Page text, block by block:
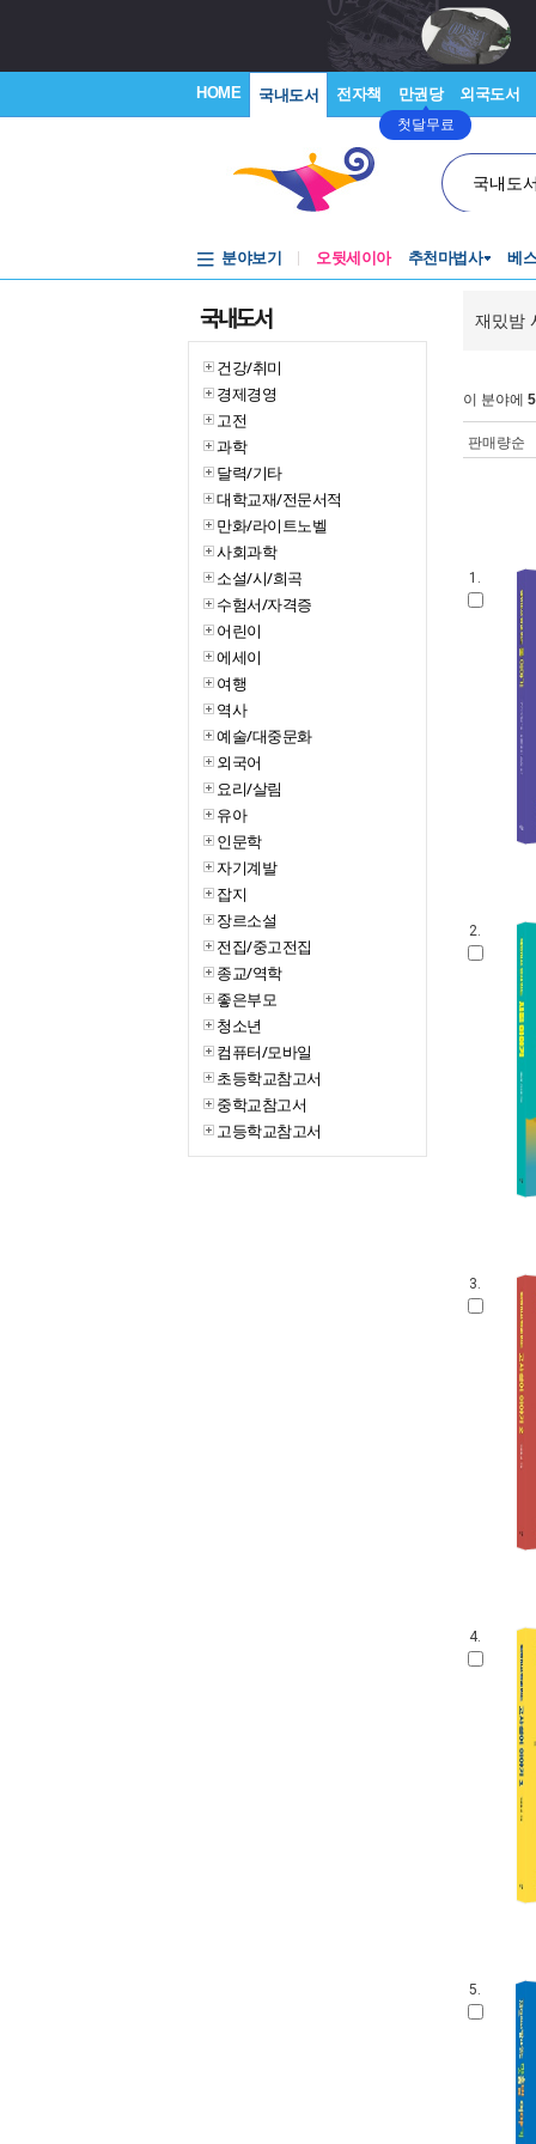
HOME 국내도서 전자책 만권당
첫달무료
외국도서
국내도
분야보기 오뒷세이아 추천마법사 베
국내도서
건강/취미
경제경영
고전
과학
달력/기타
대학교재/전문서적
만화/라이트노벨
사회과학
소설/시/희곡
수험서/자격증
어린이
에세이
여행
역사
예술/대중문화
외국어
요리/살림
유아
인문학
자기계발
잡지
장르소설
전집/중고전집
종교/역학
좋은부모
청소년
컴퓨터/모바일
초등학교참고서
중학교참고서
고등학교참고서
재밌밤
이 분야에
판매량순
1.
2.
3.
4.
5.